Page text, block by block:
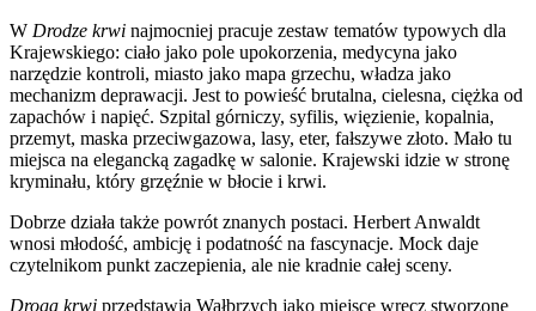
W Drodze krwi najmocniej pracuje zestaw tematów typowych dla
Krajewskiego: ciało jako pole upokorzenia, medycyna jako
narzędzie kontroli, miasto jako mapa grzechu, władza jako
mechanizm deprawacji. Jest to powieść brutalna, cielesna, ciężka od
zapachów i napięć. Szpital górniczy, syfilis, więzienie, kopalnia,
przemyt, maska przeciwgazowa, lasy, eter, fałszywe złoto. Mało tu
miejsca na elegancką zagadkę w salonie. Krajewski idzie w stronę
kryminału, który grzęźnie w błocie i krwi.
Dobrze działa także powrót znanych postaci. Herbert Anwaldt
wnosi młodość, ambicję i podatność na fascynacje. Mock daje
czytelnikom punkt zaczepienia, ale nie kradnie całej sceny.
Droga krwi przedstawia Wałbrzych jako miejsce wręcz stworzone